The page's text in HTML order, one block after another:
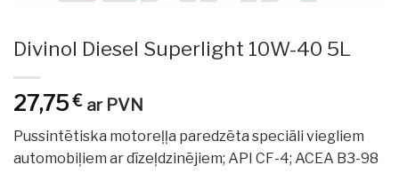
Divinol Diesel Superlight 10W-40 5L
27,75€ ar PVN
Pussintētiska motoreļļa paredzēta speciāli viegliem
automobiļiem ar dīzeļdzinējiem; API CF-4; ACEA B3-98